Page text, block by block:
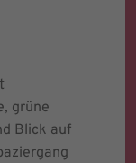
grüne
Blick auf